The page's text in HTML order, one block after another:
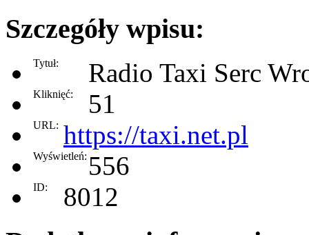
Szczegóły wpisu:
Tytuł: Radio Taxi Serc
Kliknięć: 51
URL: https://taxi.net.pl
Wyświetleń: 556
ID: 8012